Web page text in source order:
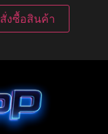
สั่งซื้อสินค้า